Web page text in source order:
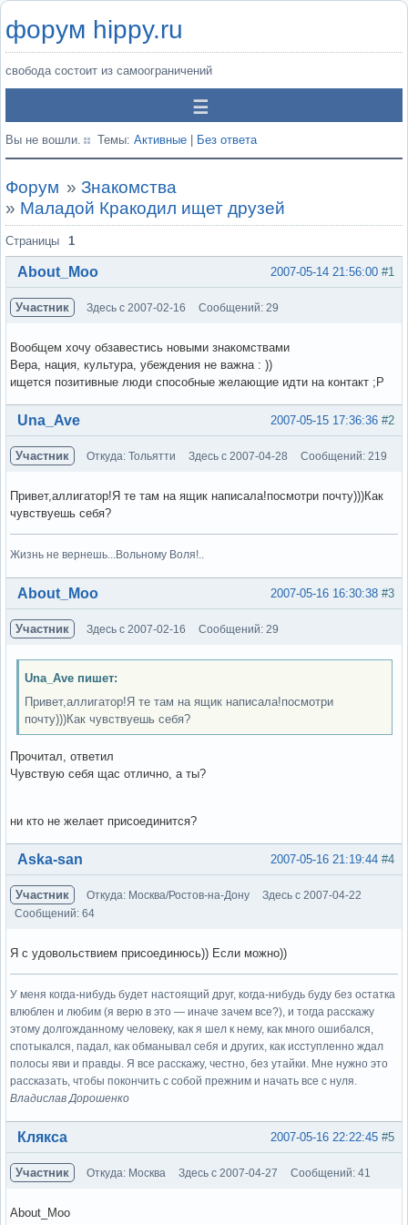
форум hippy.ru
свобода состоит из самоограничений
Вы не вошли. Темы: Активные Без ответа
Форум » Знакомства
» Маладой Кракодил ищет друзей
Страницы 1
#1
2007-05-14 21:56:00
About_Moo
Участник Здесь с 2007-02-16 Сообщений: 29
Вообщем хочу обзавестись новыми знакомствами
Вера, нация, культура, убеждения не важна : ))
ищется позитивные люди способные желающие идти на контакт ;Р
Вне форума #2
2007-05-15 17:36:36
Una_Ave
Участник Откуда: Тольятти Здесь с 2007-04-28 Сообщений: 219
Привет,аллигатор!Я те там на ящик написала!посмотри почту)))Как
чувствуешь себя?
Жизнь не вернешь...Вольному Воля!..
Вне форума #3
2007-05-16 16:30:38
About_Moo
Участник Здесь с 2007-02-16 Сообщений: 29
Una_Ave пишет:
Привет,аллигатор!Я те там на ящик написала!посмотри
почту)))Как чувствуешь себя?
Прочитал, ответил
Чувствую себя щас отлично, а ты?
ни кто не желает присоединится?
Вне форума #4
2007-05-16 21:19:44
Aska-san
Участник Откуда: Москва/Ростов-на-Дону
Здесь с 2007-04-22
Сообщений: 64
Я с удовольствием присоединюсь)) Если можно))
У меня когда-нибудь будет настоящий друг, когда-нибудь буду без остатка
влюблен и любим (я верю в это — иначе зачем все?), и тогда расскажу
этому долгожданному человеку, как я шел к нему, как много ошибался,
спотыкался, падал, как обманывал себя и других, как исступленно ждал
полосы яви и правды. Я все расскажу, честно, без утайки. Мне нужно это
рассказать, чтобы покончить с собой прежним и начать все с нуля.
Владислав Дорошенко
Вне форума #5
2007-05-16 22:22:45
Клякса
Участник Откуда: Москва Здесь с 2007-04-27 Сообщений: 41
About_Moo